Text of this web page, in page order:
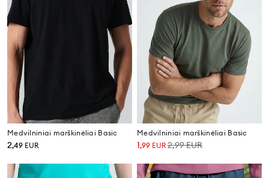
Medvilniniai marškinėliai Basic
2,49 EUR
Medvilniniai marškinėliai Basic
1,99 EUR 2,99EUR